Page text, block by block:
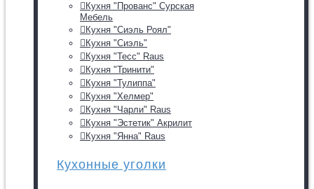
Кухня "Прованс" Сурская
Мебель
Кухня "Сиэль Роял"
Кухня "Сиэль"
Кухня "Тесс" Raus
Кухня "Тринити"
Кухня "Тулиппа"
Кухня "Хелмер"
Кухня "Чарли" Raus
Кухня "Эстетик" Акрилит
Кухня "Янна" Raus
Кухонные уголки